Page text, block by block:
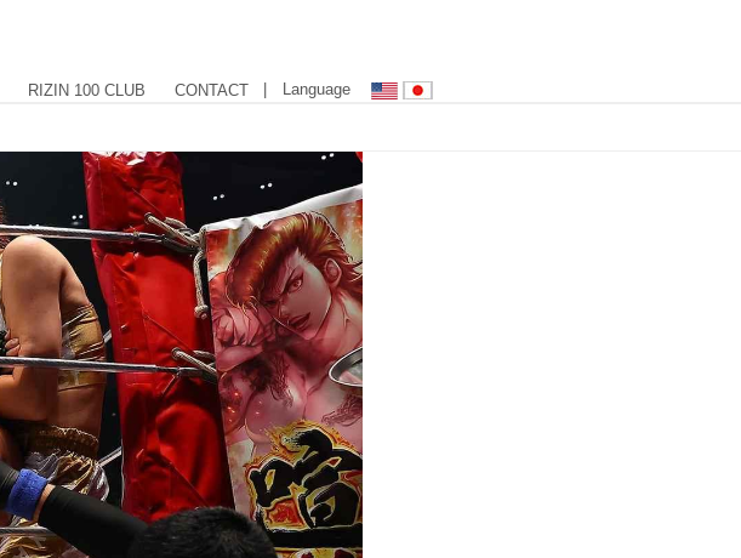
RIZIN 100 CLUB CONTACT | Language